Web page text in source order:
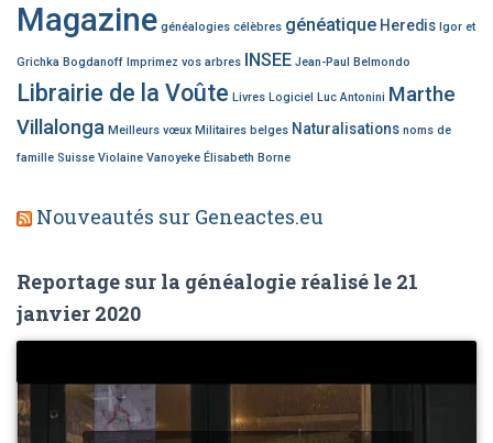
Magazine généalogies célèbres généatique Heredis Igor et
Grichka Bogdanoff Imprimez vos arbres INSEE Jean-Paul Belmondo
Librairie de la Voûte Livres Logiciel Luc Antonini Marthe
Villalonga Meilleurs vœux Militaires belges Naturalisations noms de
famille Suisse Violaine Vanoyeke Élisabeth Borne
Nouveautés sur Geneactes.eu
Reportage sur la généalogie réalisé le 21
janvier 2020